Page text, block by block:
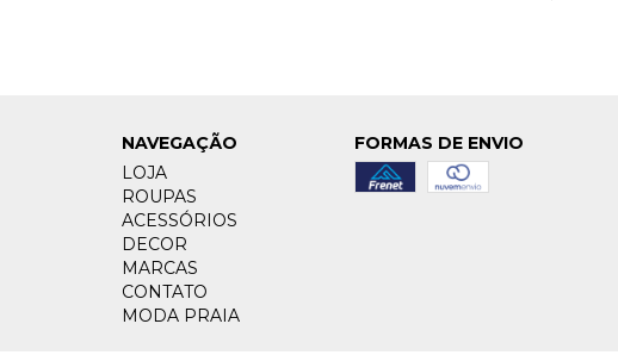
NAVEGAÇÃO
LOJA
ROUPAS
ACESSÓRIOS
DECOR
MARCAS
CONTATO
MODA PRAIA
FORMAS DE ENVIO